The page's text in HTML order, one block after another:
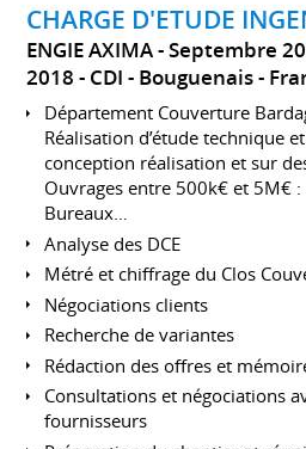
CHARGE D'ETUDE
ENGIE AXIMA
Septembre
2018 CDI Bouguenais
Département Couverture
Réalisation d’étude technique
conception réalisation et sur
Ouvrages entre 500k€ et 5M€ :
Bureaux…
Analyse des DCE
Métré et chiffrage du Clos
Négociations clients
Recherche de variantes
Rédaction des offres et
Consultations et négociations
fournisseurs